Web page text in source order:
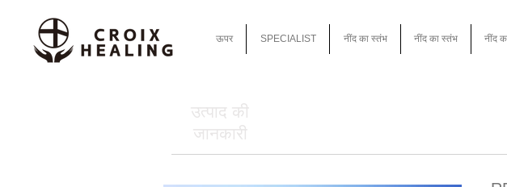
ऊपर SPECIALIST नींद का स्तंभ नींद का स्तंभ नींद
उत्पाद की
जानकारी